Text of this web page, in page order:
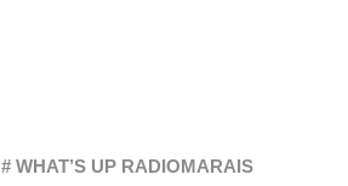
# WHAT’S UP RADIOMARAIS